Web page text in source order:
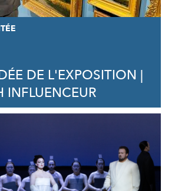
DE L'EXPOSITION |
INFLUENCEUR